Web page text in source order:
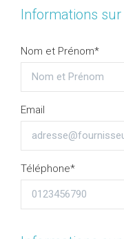
Informations sur
Nom et Prénom*
Email
Téléphone*